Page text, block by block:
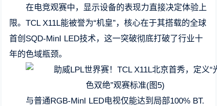
在电竞观赛中，显示设备的表现力直接决定体验上
限。TCL X11L能被誉为“机皇”，核心在于其搭载的全球
首创SQD-MinI LED技术，这一突破彻底打破了行业十
年的色域瓶颈。
与普通RGB-MinI LED电视仅能达到局部100% BT.